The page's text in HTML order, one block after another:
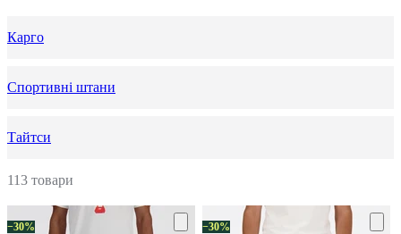
Карго
Спортивні штани
Тайтси
113 товари
−30% −30%